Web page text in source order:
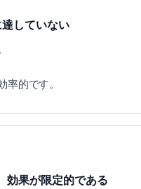
していない
的です。
効果が限定的である